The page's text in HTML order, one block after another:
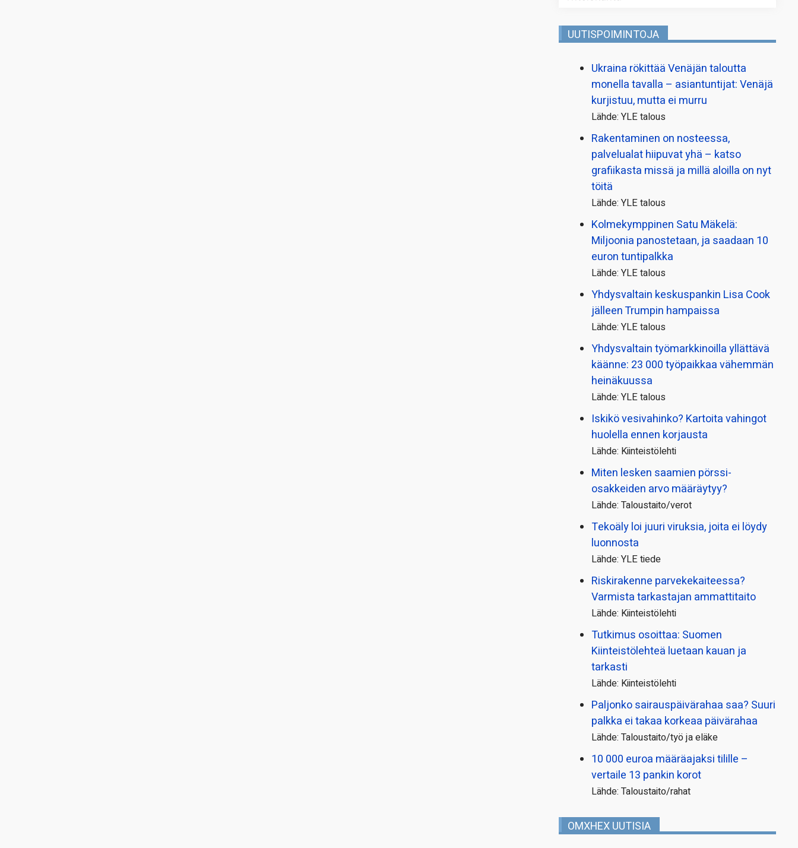
UUTISPOIMINTOJA
Ukraina rökittää Venäjän taloutta
monella tavalla – asiantuntijat: Venäjä
kurjistuu, mutta ei murru
Lähde: YLE talous
Rakentaminen on nosteessa,
palvelualat hiipuvat yhä – katso
grafiikasta missä ja millä aloilla on nyt
töitä
Lähde: YLE talous
Kolmekymppinen Satu Mäkelä:
Miljoonia panostetaan, ja saadaan 10
euron tuntipalkka
Lähde: YLE talous
Yhdysvaltain keskuspankin Lisa Cook
jälleen Trumpin hampaissa
Lähde: YLE talous
Yhdysvaltain työmarkkinoilla yllättävä
käänne: 23 000 työpaikkaa vähemmän
heinäkuussa
Lähde: YLE talous
Iskikö vesivahinko? Kartoita vahingot
huolella ennen korjausta
Lähde: Kiinteistölehti
Miten lesken saamien pörssi­
osakkeiden arvo määräytyy?
Lähde: Taloustaito/verot
Tekoäly loi juuri viruksia, joita ei löydy
luonnosta
Lähde: YLE tiede
Riskirakenne parvekekaiteessa?
Varmista tarkastajan ammattitaito
Lähde: Kiinteistölehti
Tutkimus osoittaa: Suomen
Kiinteistölehteä luetaan kauan ja
tarkasti
Lähde: Kiinteistölehti
Paljonko sairauspäivä­rahaa saa? Suuri
palkka ei takaa korkeaa päivärahaa
Lähde: Taloustaito/työ ja eläke
10 000 euroa määräajaksi tilille –
vertaile 13 pankin korot
Lähde: Taloustaito/rahat
OMXHEX UUTISIA